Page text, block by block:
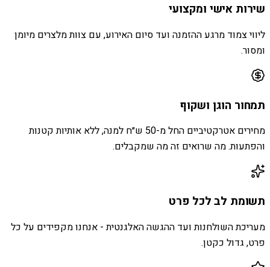
שירות אישי ומקצועי
ליווי צמוד מרגע ההזמנה ועד סיום האירוע, עם צוות מלצרים מיומן
ומסור.
תמחור הוגן ושקוף
מחירים אטרקטיביים החל מ-50 ש״ח למנה, ללא אותיות קטנות
והפתעות. מה שרואים זה מה שמקבלים.
תשומת לב לכל פרט
מעריכת השולחנות ועד ההגשה האלגנטית - אנחנו מקפידים על כל
פרט, גדול כקטן.